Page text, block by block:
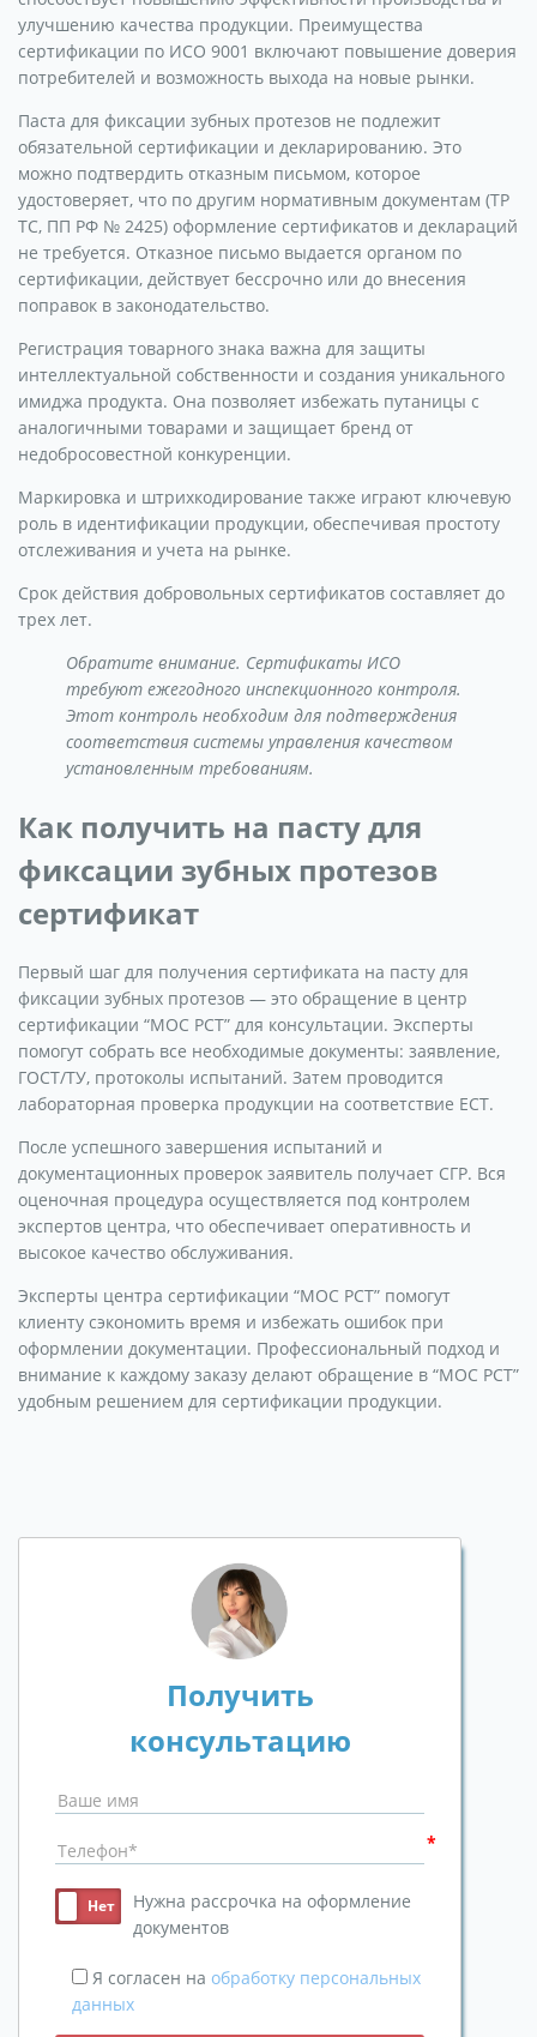
улучшению качества продукции. Преимущества
сертификации по ИСО 9001 включают повышение доверия
потребителей и возможность выхода на новые рынки.
Паста для фиксации зубных протезов не подлежит
обязательной сертификации и декларированию. Это
можно подтвердить отказным письмом, которое
удостоверяет, что по другим нормативным документам (ТР
ТС, ПП РФ № 2425) оформление сертификатов и деклараций
не требуется. Отказное письмо выдается органом по
сертификации, действует бессрочно или до внесения
поправок в законодательство.
Регистрация товарного знака важна для защиты
интеллектуальной собственности и создания уникального
имиджа продукта. Она позволяет избежать путаницы с
аналогичными товарами и защищает бренд от
недобросовестной конкуренции.
Маркировка и штрихкодирование также играют ключевую
роль в идентификации продукции, обеспечивая простоту
отслеживания и учета на рынке.
Срок действия добровольных сертификатов составляет до
трех лет.
Обратите внимание. Сертификаты ИСО
требуют ежегодного инспекционного контроля.
Этот контроль необходим для подтверждения
соответствия системы управления качеством
установленным требованиям.
Как получить на пасту для
фиксации зубных протезов
сертификат
Первый шаг для получения сертификата на пасту для
фиксации зубных протезов — это обращение в центр
сертификации “МОС РСТ” для консультации. Эксперты
помогут собрать все необходимые документы: заявление,
ГОСТ/ТУ, протоколы испытаний. Затем проводится
лабораторная проверка продукции на соответствие ЕСТ.
После успешного завершения испытаний и
документационных проверок заявитель получает СГР. Вся
оценочная процедура осуществляется под контролем
экспертов центра, что обеспечивает оперативность и
высокое качество обслуживания.
Эксперты центра сертификации “МОС РСТ” помогут
клиенту сэкономить время и избежать ошибок при
оформлении документации. Профессиональный подход и
внимание к каждому заказу делают обращение в “МОС РСТ”
удобным решением для сертификации продукции.
Получить
консультацию
Нужна рассрочка на оформление
документов
Я согласен на обработку персональных
данных